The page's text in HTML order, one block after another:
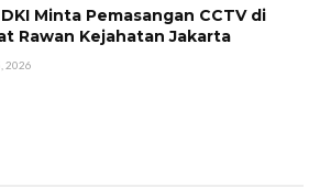
DKI Minta Pemasangan CCTV di
Rawan Kejahatan Jakarta
2026